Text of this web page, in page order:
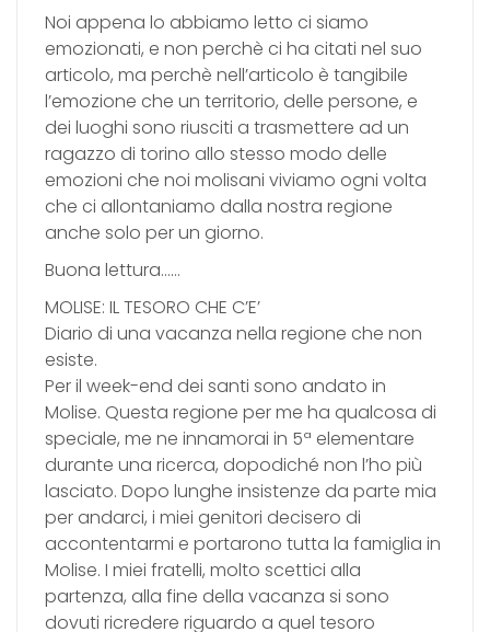
Noi appena lo abbiamo letto ci siamo
emozionati, e non perchè ci ha citati nel suo
articolo, ma perchè nell’articolo è tangibile
l’emozione che un territorio, delle persone, e
dei luoghi sono riusciti a trasmettere ad un
ragazzo di torino allo stesso modo delle
emozioni che noi molisani viviamo ogni volta
che ci allontaniamo dalla nostra regione
anche solo per un giorno.
Buona lettura……
MOLISE: IL TESORO CHE C’E’
Diario di una vacanza nella regione che non
esiste.
Per il week-end dei santi sono andato in
Molise. Questa regione per me ha qualcosa di
speciale, me ne innamorai in 5ª elementare
durante una ricerca, dopodiché non l’ho più
lasciato. Dopo lunghe insistenze da parte mia
per andarci, i miei genitori decisero di
accontentarmi e portarono tutta la famiglia in
Molise. I miei fratelli, molto scettici alla
partenza, alla fine della vacanza si sono
dovuti ricredere riguardo a quel tesoro